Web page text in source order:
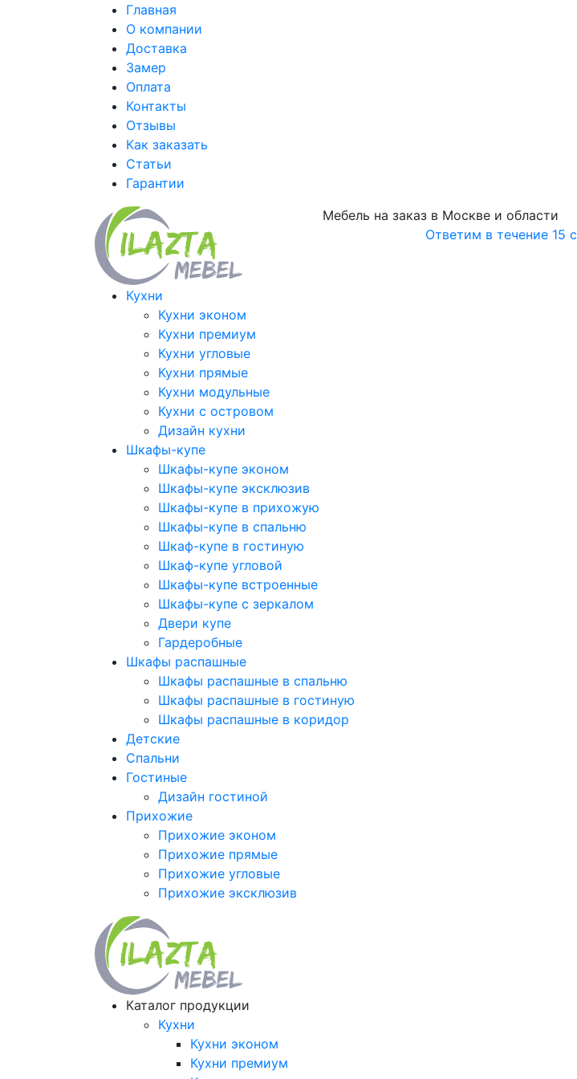
Главная
О компании
Доставка
Замер
Оплата
Контакты
Отзывы
Как заказать
Статьи
Гарантии
Мебель на заказ в Москве и области
Ответим в течение 15 с
Кухни
Кухни эконом
Кухни премиум
Кухни угловые
Кухни прямые
Кухни модульные
Кухни с островом
Дизайн кухни
Шкафы-купе
Шкафы-купе эконом
Шкафы-купе эксклюзив
Шкафы-купе в прихожую
Шкафы-купе в спальню
Шкаф-купе в гостиную
Шкаф-купе угловой
Шкафы-купе встроенные
Шкафы-купе с зеркалом
Двери купе
Гардеробные
Шкафы распашные
Шкафы распашные в спальню
Шкафы распашные в гостиную
Шкафы распашные в коридор
Детские
Спальни
Гостиные
Дизайн гостиной
Прихожие
Прихожие эконом
Прихожие прямые
Прихожие угловые
Прихожие эксклюзив
Каталог продукции
Кухни
Кухни эконом
Кухни премиум